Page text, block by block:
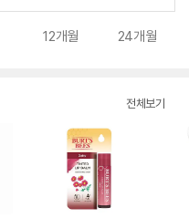
12개월 24개월
전체보기